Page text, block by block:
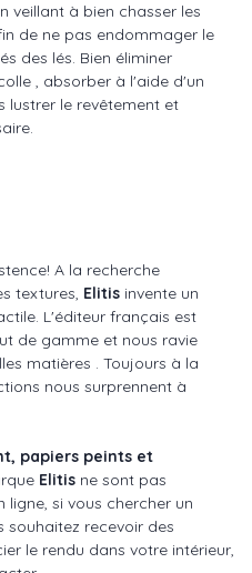
veillant à bien chasser les
de ne pas endommager le
des lés. Bien éliminer
, absorber à l'aide d'un
lustrer le revêtement et
A la recherche
textures, Elitis invente un
L'éditeur français est
de gamme et nous ravie
matières . Toujours à la
nous surprennent à
papiers peints et
Elitis ne sont pas
si vous chercher un
souhaitez recevoir des
le rendu dans votre intérieur,